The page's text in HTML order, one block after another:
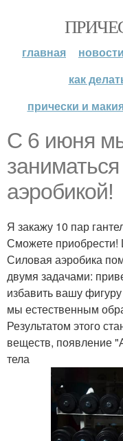
главная новости
как
прически и
С 6 июня
аэробикой!
Я закажу 10 пар
Сможете приобрести!
Силовая аэробика
двумя задачами:
избавить вашу
мы естественным
Результатом этого
веществ, появление
тела